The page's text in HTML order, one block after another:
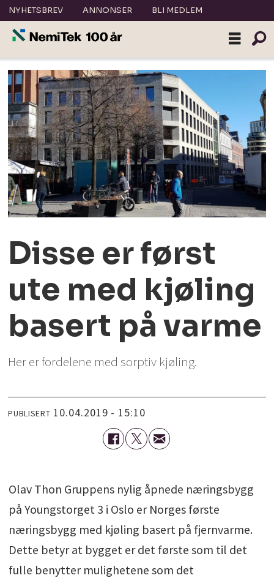
NYHETSBREV ANNONSER BLI MEDLEM
Disse er først
ute med kjøling
basert på varme
Her er fordelene med sorptiv kjøling.
PUBLISERT 10.04.2019 - 15:10
Olav Thon Gruppens nylig åpnede næringsbygg
på Youngstorget 3 i Oslo er Norges første
næringsbygg med kjøling basert på fjernvarme.
Dette betyr at bygget er det første som til det
fulle benytter mulighetene som det